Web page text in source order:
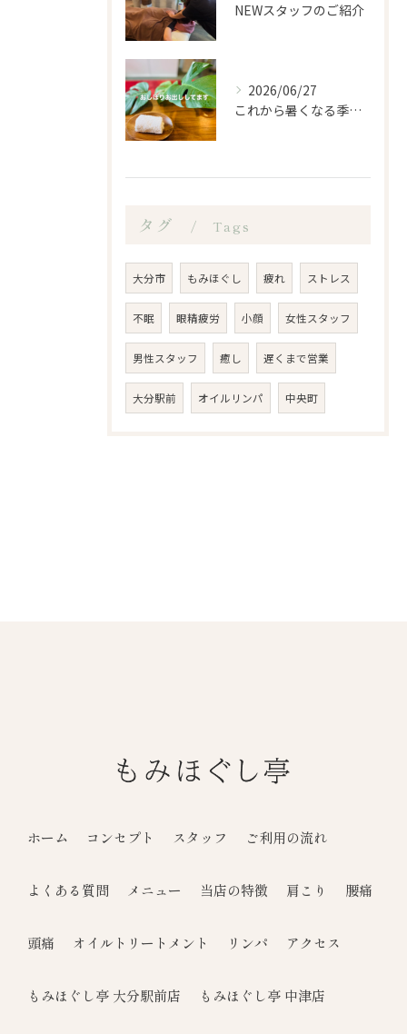
NEWスタッフのご紹介
2026/06/27
これから暑くなる季節になるので、もみほぐし亭ではご来店のお客...
タグ Tags
大分市 もみほぐし 疲れ ストレス
不眠 眼精疲労 小顔 女性スタッフ
男性スタッフ 癒し 遅くまで営業
大分駅前 オイルリンパ 中央町
ホーム コンセプト スタッフ ご利用の流れ
よくある質問 メニュー 当店の特徴 肩こり 腰痛
頭痛 オイルトリートメント リンパ アクセス
もみほぐし亭 大分駅前店 もみほぐし亭 中津店